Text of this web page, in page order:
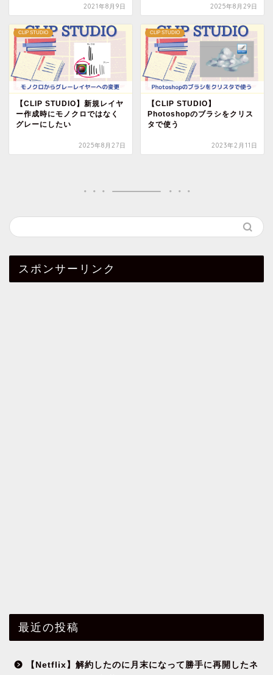
2021年8月9日 2025年8月29日
CLIP STUDIO
【CLIP STUDIO】新規レイヤ
ー作成時にモノクロではなく
グレーにしたい
2025年8月27日
CLIP STUDIO
【CLIP STUDIO】
Photoshopのブラシをクリス
タで使う
2023年2月11日
スポンサーリンク
最近の投稿
【Netflix】解約したのに月末になって勝手に再開したネ